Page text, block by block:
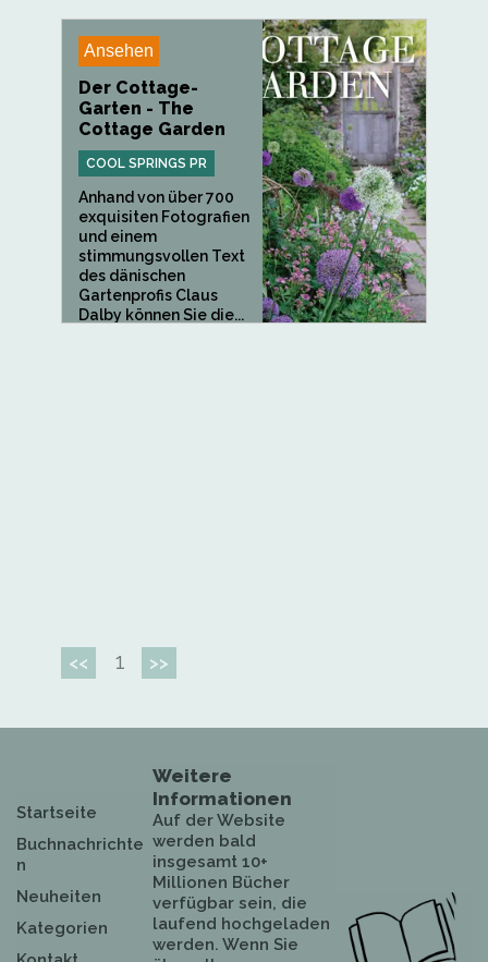
Ansehen
Der Cottage-
Garten - The
Cottage Garden
COOL SPRINGS PR
Anhand von über 700
exquisiten Fotografien
und einem
stimmungsvollen Text
des dänischen
Gartenprofis Claus
Dalby können Sie die...
<< 1 >>
Startseite
Buchnachrichte
n
Neuheiten
Kategorien
Weitere
Informationen
Auf der Website
werden bald
insgesamt 10+
Millionen Bücher
verfügbar sein, die
laufend hochgeladen
werden. Wenn Sie